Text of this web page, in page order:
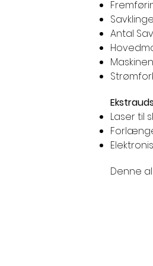
Antal
Laser til
Denne